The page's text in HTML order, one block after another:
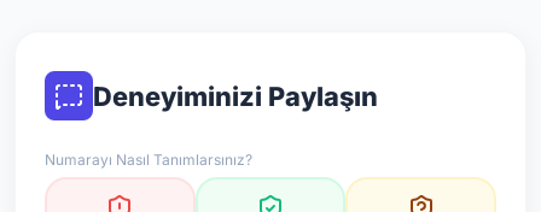
resmi doğrulama niteliği taşımaz.
*Not: Değerlendirmeler onaylı kullanıcı yorumlarına göre
güncellenir.
Deneyiminizi Paylaşın
Numarayı Nasıl Tanımlarsınız?